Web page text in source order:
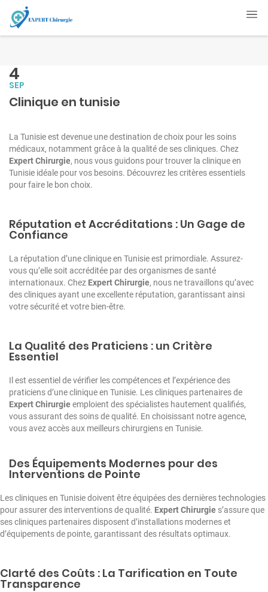
4
SEP
Clinique en tunisie
La Tunisie est devenue une destination de choix pour les soins
médicaux, notamment grâce à la qualité de ses cliniques. Chez
Expert Chirurgie, nous vous guidons pour trouver la clinique en
Tunisie idéale pour vos besoins. Découvrez les critères essentiels
pour faire le bon choix.
Réputation et Accréditations : Un Gage de
Confiance
La réputation d’une clinique en Tunisie est primordiale. Assurez-
vous qu’elle soit accréditée par des organismes de santé
internationaux. Chez Expert Chirurgie, nous ne travaillons qu’avec
des cliniques ayant une excellente réputation, garantissant ainsi
votre sécurité et votre bien-être.
La Qualité des Praticiens : un Critère
Essentiel
Il est essentiel de vérifier les compétences et l’expérience des
praticiens d’une clinique en Tunisie. Les cliniques partenaires de
Expert Chirurgieemploient des spécialistes hautement qualifiés,
vous assurant des soins de qualité. En choisissant notre agence,
vous avez accès aux meilleurs chirurgiensen Tunisie.
Des Équipements Modernes pour des
Interventions de Pointe
Les cliniques en Tunisie doivent être équipées des dernières technologies
pour assurer des interventions de qualité. Expert Chirurgie s’assure que
ses cliniques partenaires disposent d’installations modernes et
d’équipements de pointe, garantissant des résultats optimaux.
Clarté des Coûts : La Tarification en Toute
Transparence